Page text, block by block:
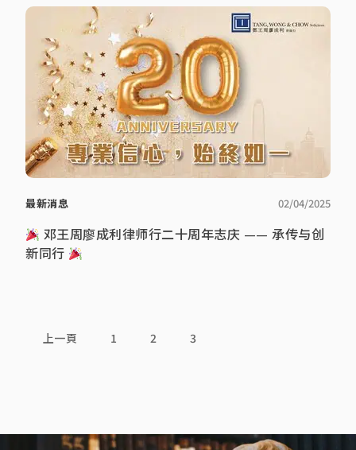
最新消息 02/04/2025
邓王周廖成利律师行二十周年志庆 —— 承传与创
新同行
上一頁 1 2 3